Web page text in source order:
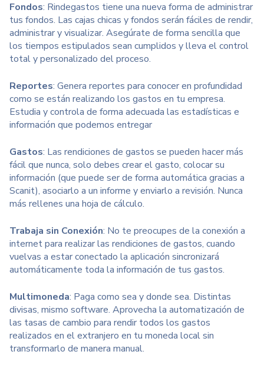
Fondos: Rindegastos tiene una nueva forma de administrar
tus fondos. Las cajas chicas y fondos serán fáciles de rendir,
administrar y visualizar. Asegúrate de forma sencilla que
los tiempos estipulados sean cumplidos y lleva el control
total y personalizado del proceso.
Reportes: Genera reportes para conocer en profundidad
como se están realizando los gastos en tu empresa.
Estudia y controla de forma adecuada las estadísticas e
información que podemos entregar
Gastos: Las rendiciones de gastos se pueden hacer más
fácil que nunca, solo debes crear el gasto, colocar su
información (que puede ser de forma automática gracias a
Scanit), asociarlo a un informe y enviarlo a revisión. Nunca
más rellenes una hoja de cálculo.
Trabaja sin Conexión: No te preocupes de la conexión a
internet para realizar las rendiciones de gastos, cuando
vuelvas a estar conectado la aplicación sincronizará
automáticamente toda la información de tus gastos.
Multimoneda: Paga como sea y donde sea. Distintas
divisas, mismo software. Aprovecha la automatización de
las tasas de cambio para rendir todos los gastos
realizados en el extranjero en tu moneda local sin
transformarlo de manera manual.